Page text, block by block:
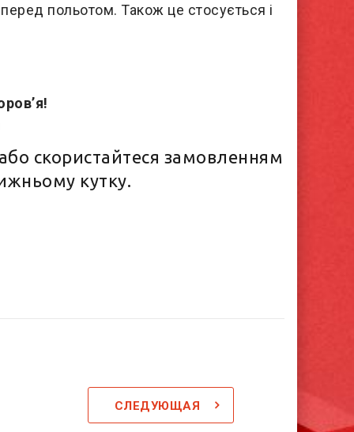
польотом. Також це стосується і
або скористайтеся замовленням
кутку.
СЛЕДУЮЩАЯ